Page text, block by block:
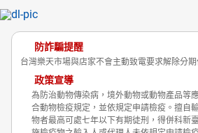
防詐騙提醒
台灣樂天市場與店家不會主動致電要求解除分期
政策宣導
為防治動物傳染病，境外動物或動物產品等
合動物檢疫規定，並依規定申請檢疫。擅自
物者最高可處七年以下有期徒刑，得併科新